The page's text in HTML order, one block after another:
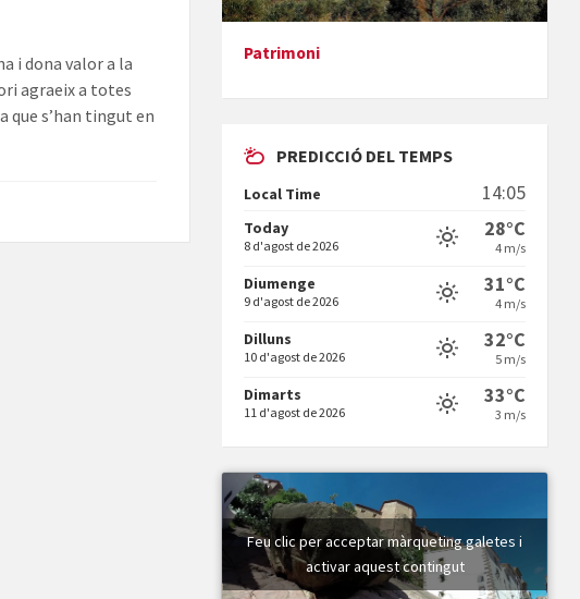
i dona valor a la
agraeix a totes
que s’han tingut en
mare&quot;, d'Emma Zafon
Vermuts a la Font. Hit parit
Patrimoni
PREDICCIÓ DEL TEMPS
Local Time 14:05
Today
8 d'agost de 2026
28°C
4 m/s
Diumenge
9 d'agost de 2026
31°C
4 m/s
Dilluns
10 d'agost de 2026
32°C
5 m/s
Dimarts
11 d'agost de 2026
33°C
3 m/s
Feu clic per acceptar màrqueting galetes i
activar aquest contingut